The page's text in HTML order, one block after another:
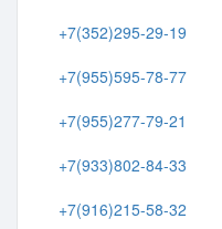
+7(352)295-29-19
+7(955)595-78-77
+7(955)277-79-21
+7(933)802-84-33
+7(916)215-58-32